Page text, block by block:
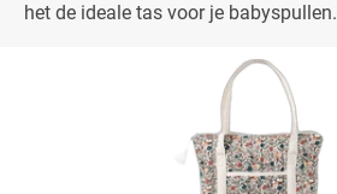
het de ideale tas voor je babyspullen.